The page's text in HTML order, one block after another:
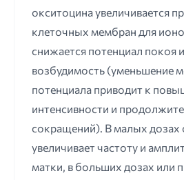
окситоцина увеличивается
клеточных мембран для
снижается потенциал покоя
возбудимость (уменьшение
потенциала приводит к
интенсивности и
сокращений). В малых дозах
увеличивает частоту и
матки, в больших дозах или